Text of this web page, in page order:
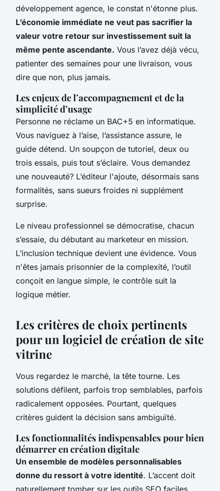
développement agence, le constat n'étonne plus.
L’économie immédiate ne veut pas sacrifier la
valeur votre retour sur investissement suit la
même pente ascendante. Vous l’avez déjà vécu,
patienter des semaines pour une livraison, vous
dire que non, plus jamais.
Les enjeux de l’accompagnement et de la
simplicité d’usage
Personne ne réclame un BAC+5 en informatique.
Vous naviguez à l’aise, l’assistance assure, le
guide détend. Un soupçon de tutoriel, deux ou
trois essais, puis tout s’éclaire. Vous demandez
une nouveauté? L’éditeur l'ajoute, désormais sans
formalités, sans sueurs froides ni supplément
surprise.
Le niveau professionnel se démocratise, chacun
s’essaie, du débutant au marketeur en mission.
L’inclusion technique devient une évidence. Vous
n'êtes jamais prisonnier de la complexité, l’outil
conçoit en langue simple, le contrôle suit la
logique métier.
Les critères de choix pertinents
pour un logiciel de création de site
vitrine
Vous regardez le marché, la tête tourne. Les
solutions défilent, parfois trop semblables, parfois
radicalement opposées. Pourtant, quelques
critères guident la décision sans ambiguïté.
Les fonctionnalités indispensables pour bien
démarrer en création digitale
Un ensemble de modèles personnalisables
donne du ressort à votre identité. L’accent doit
naturellement tomber sur les outils SEO faciles